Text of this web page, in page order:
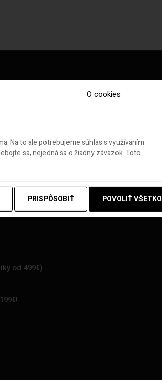
od 499€)
O cookies
Na to ale potrebujeme súhlas s využívaním
sa, nejedná sa o žiadny záväzok. Toto
PRISPÔSOBIŤ POVOLIŤ VŠETKO